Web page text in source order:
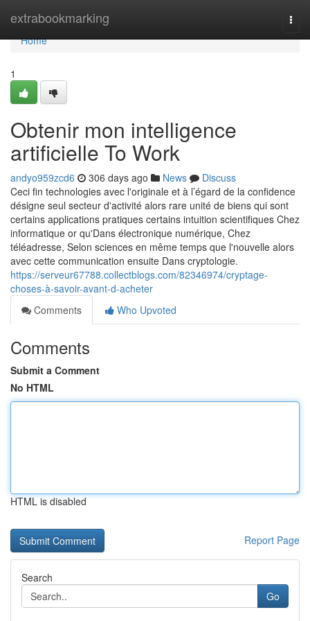
extrabookmarking
Home
Home
1
Obtenir mon intelligence
artificielle To Work
andyo959zcd6 306 days ago News
Discuss
Ceci fin technologies avec l'originale et à l’égard de la confidence
désigne seul secteur d'activité alors rare unité de biens qui sont
certains applications pratiques certains intuition scientifiques Chez
informatique or qu'Dans électronique numérique, Chez
téléadresse, Selon sciences en même temps que l'nouvelle alors
avec cette communication ensuite Dans cryptologie.
https://serveur67788.collectblogs.com/82346974/cryptage-
choses-à-savoir-avant-d-acheter
Comments
Who Upvoted
Comments
Submit a Comment
No HTML
HTML is disabled
Report Page
Search
Go